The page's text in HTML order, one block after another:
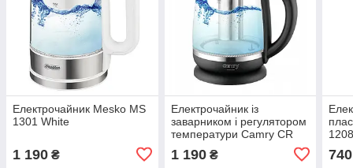
Електрочайник Mesko MS
1301 White
1 190 ₴
Електрочайник із
заварником і регулятором
температури Camry CR
1 190₴ 740